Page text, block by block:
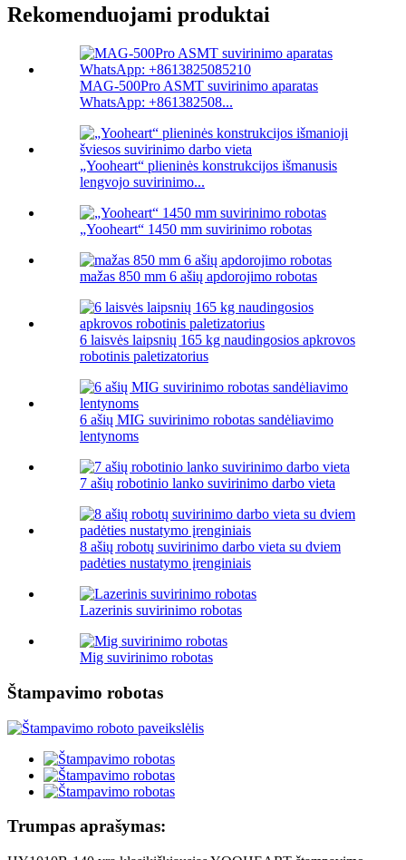
Rekomenduojami produktai
MAG-500Pro ASMT suvirinimo aparatas
WhatsApp: +861382508...
„Yooheart“ plieninės konstrukcijos išmanusis
lengvojo suvirinimo...
„Yooheart“ 1450 mm suvirinimo robotas
mažas 850 mm 6 ašių apdorojimo robotas
6 laisvės laipsnių 165 kg naudingosios apkrovos
robotinis paletizatorius
6 ašių MIG suvirinimo robotas sandėliavimo
lentynoms
7 ašių robotinio lanko suvirinimo darbo vieta
8 ašių robotų suvirinimo darbo vieta su dviem
padėties nustatymo įrenginiais
Lazerinis suvirinimo robotas
Mig suvirinimo robotas
Štampavimo robotas
Trumpas aprašymas: